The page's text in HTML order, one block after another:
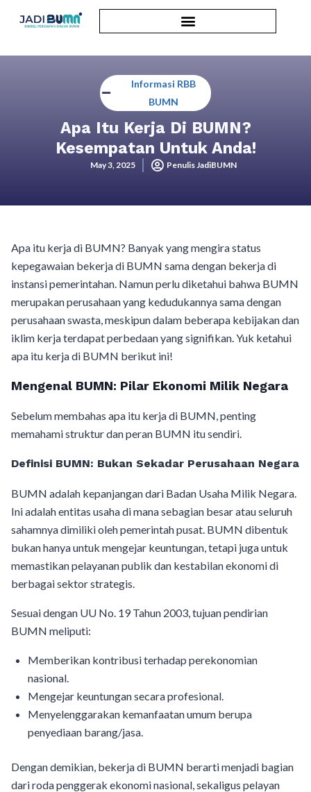
Informasi RBB
BUMN
Apa Itu Kerja Di BUMN?
Kesempatan Untuk Anda!
May 3, 2025 Penulis JadiBUMN
Apa itu kerja di BUMN? Banyak yang mengira status
kepegawaian bekerja di BUMN sama dengan bekerja di
instansi pemerintahan. Namun perlu diketahui bahwa BUMN
merupakan perusahaan yang kedudukannya sama dengan
perusahaan swasta, meskipun dalam beberapa kebijakan dan
iklim kerja terdapat perbedaan yang signifikan. Yuk ketahui
apa itu kerja di BUMN berikut ini!
Mengenal BUMN: Pilar Ekonomi Milik Negara
Sebelum membahas apa itu kerja di BUMN, penting
memahami struktur dan peran BUMN itu sendiri.
Definisi BUMN: Bukan Sekadar Perusahaan Negara
BUMN adalah kepanjangan dari Badan Usaha Milik Negara.
Ini adalah entitas usaha di mana sebagian besar atau seluruh
sahamnya dimiliki oleh pemerintah pusat. BUMN dibentuk
bukan hanya untuk mengejar keuntungan, tetapi juga untuk
memastikan pelayanan publik dan kestabilan ekonomi di
berbagai sektor strategis.
Sesuai dengan UU No. 19 Tahun 2003, tujuan pendirian
BUMN meliputi:
Memberikan kontribusi terhadap perekonomian
nasional.
Mengejar keuntungan secara profesional.
Menyelenggarakan kemanfaatan umum berupa
penyediaan barang/jasa.
Dengan demikian, bekerja di BUMN berarti menjadi bagian
dari roda penggerak ekonomi nasional, sekaligus pelayan